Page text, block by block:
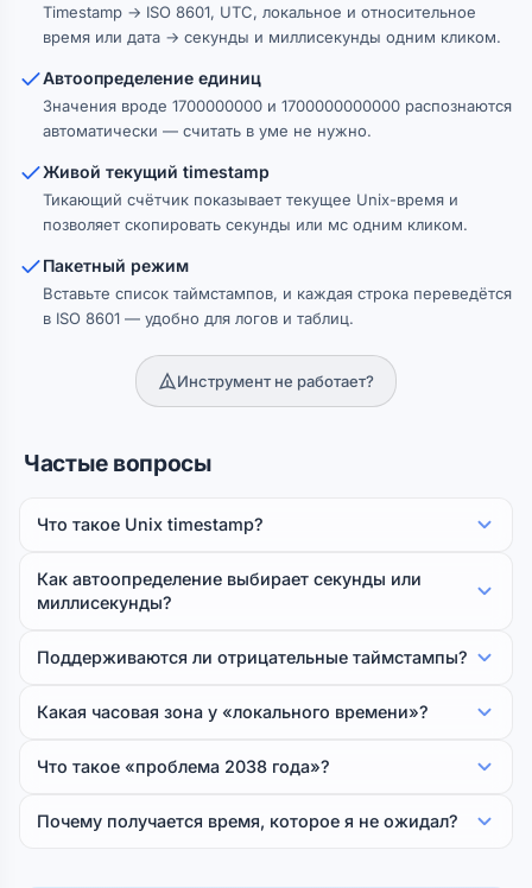
Timestamp → ISO 8601, UTC, локальное и относительное
время или дата → секунды и миллисекунды одним кликом.
Автоопределение единиц
Значения вроде 1700000000 и 1700000000000 распознаются
автоматически — считать в уме не нужно.
Живой текущий timestamp
Тикающий счётчик показывает текущее Unix-время и
позволяет скопировать секунды или мс одним кликом.
Пакетный режим
Вставьте список таймстампов, и каждая строка переведётся
в ISO 8601 — удобно для логов и таблиц.
Инструмент не работает?
Частые вопросы
Что такое Unix timestamp?
Как автоопределение выбирает секунды или
миллисекунды?
Поддерживаются ли отрицательные таймстампы?
Какая часовая зона у «локального времени»?
Что такое «проблема 2038 года»?
Почему получается время, которое я не ожидал?